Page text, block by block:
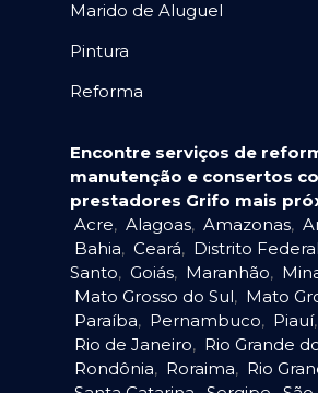
Marido de Aluguel
Pintura
Reforma
Encontre serviços de
manutenção e consertos
prestadores Grifo mais
Acre, Alagoas, Amazonas,
Bahia, Ceará, Distrito Federal
Santo, Goiás, Maranhão,
Mato Grosso do Sul, Mato
Paraíba, Pernambuco, Piauí,
Rio de Janeiro, Rio Grande
Rondônia, Roraima, Rio